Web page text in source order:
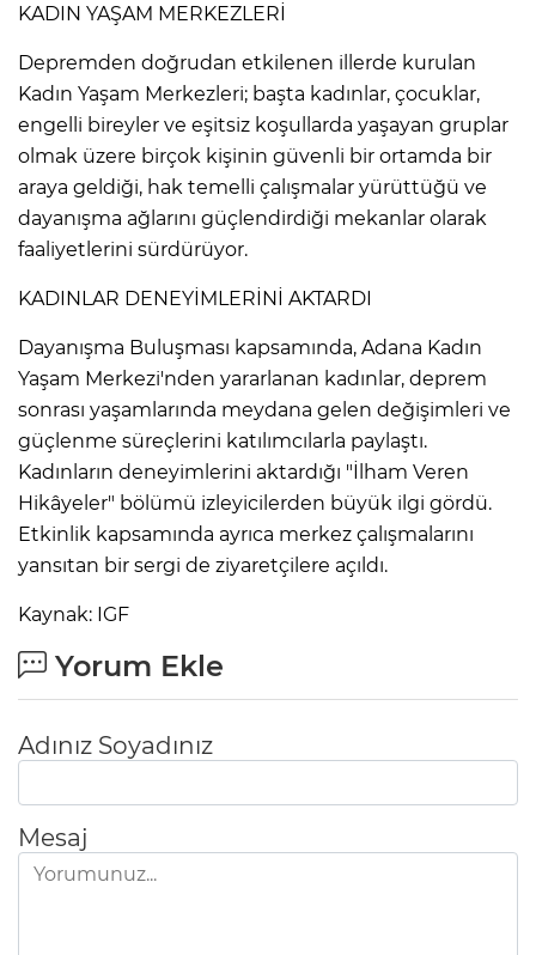
KADIN YAŞAM MERKEZLERİ
Depremden doğrudan etkilenen illerde kurulan
Kadın Yaşam Merkezleri; başta kadınlar, çocuklar,
engelli bireyler ve eşitsiz koşullarda yaşayan gruplar
olmak üzere birçok kişinin güvenli bir ortamda bir
araya geldiği, hak temelli çalışmalar yürüttüğü ve
dayanışma ağlarını güçlendirdiği mekanlar olarak
faaliyetlerini sürdürüyor.
KADINLAR DENEYİMLERİNİ AKTARDI
Dayanışma Buluşması kapsamında, Adana Kadın
Yaşam Merkezi'nden yararlanan kadınlar, deprem
sonrası yaşamlarında meydana gelen değişimleri ve
güçlenme süreçlerini katılımcılarla paylaştı.
Kadınların deneyimlerini aktardığı "İlham Veren
Hikâyeler" bölümü izleyicilerden büyük ilgi gördü.
Etkinlik kapsamında ayrıca merkez çalışmalarını
yansıtan bir sergi de ziyaretçilere açıldı.
Kaynak: IGF
Yorum Ekle
Adınız Soyadınız
Mesaj